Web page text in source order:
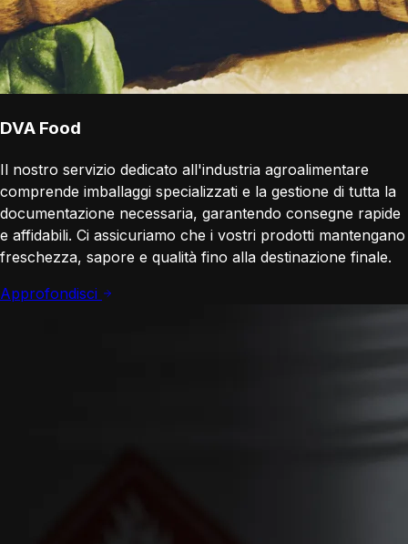
DVA Food
Il nostro servizio dedicato all'industria agroalimentare
comprende imballaggi specializzati e la gestione di tutta la
documentazione necessaria, garantendo consegne rapide
e affidabili. Ci assicuriamo che i vostri prodotti mantengano
freschezza, sapore e qualità fino alla destinazione finale.
Approfondisci